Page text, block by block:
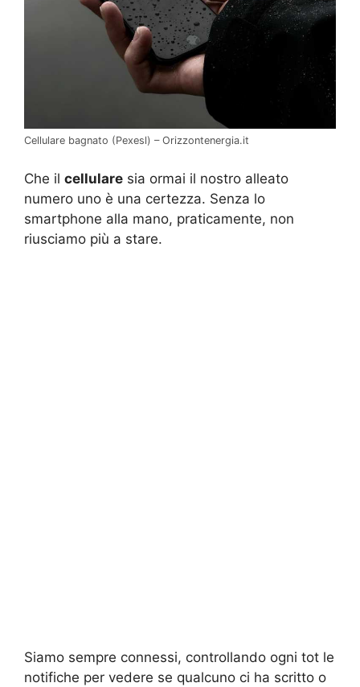
Cellulare bagnato (Pexesl) – Orizzontenergia.it
Che il cellulare sia ormai il nostro alleato
numero uno è una certezza. Senza lo
smartphone alla mano, praticamente, non
riusciamo più a stare.
Siamo sempre connessi, controllando ogni tot le
notifiche per vedere se qualcuno ci ha scritto o